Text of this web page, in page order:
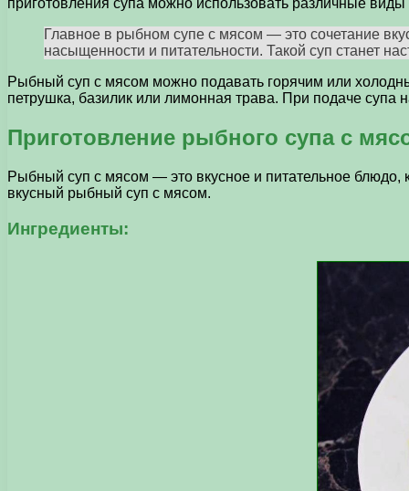
приготовления супа можно использовать различные
Главное в рыбном супе с мясом — это сочетание
насыщенности и питательности. Такой суп станет
Рыбный суп с мясом можно подавать горячим или
петрушка, базилик или лимонная трава. При подаче супа
Приготовление рыбного супа с
Рыбный суп с мясом — это вкусное и питательное блюдо,
вкусный рыбный суп с мясом.
Ингредиенты: